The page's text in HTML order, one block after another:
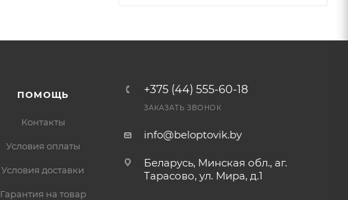
ПОМОЩЬ
Контакты
Условия оплаты
Условия доставки
Гарантия на товар
+375 (44) 555-60-18
ЗАКАЗАТЬ ЗВОНОК
info@beloptovik.by
Беларусь, Минская обл., аг.
Тарасово, ул. Мира, д.1